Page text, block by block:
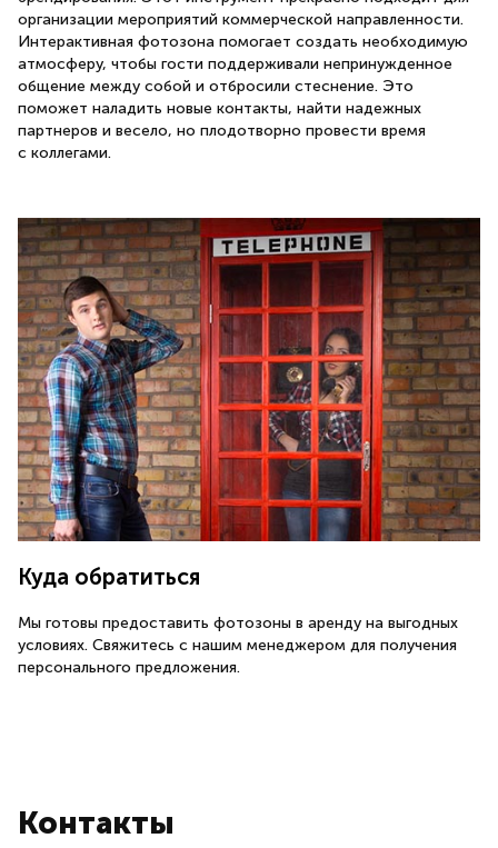
организации мероприятий коммерческой направленности.
Интерактивная фотозона помогает создать необходимую
атмосферу, чтобы гости поддерживали непринужденное
общение между собой и отбросили стеснение. Это
поможет наладить новые контакты, найти надежных
партнеров и весело, но плодотворно провести время
с коллегами.
Куда обратиться
Мы готовы предоставить фотозоны в аренду на выгодных
условиях. Свяжитесь с нашим менеджером для получения
персонального предложения.
Контакты